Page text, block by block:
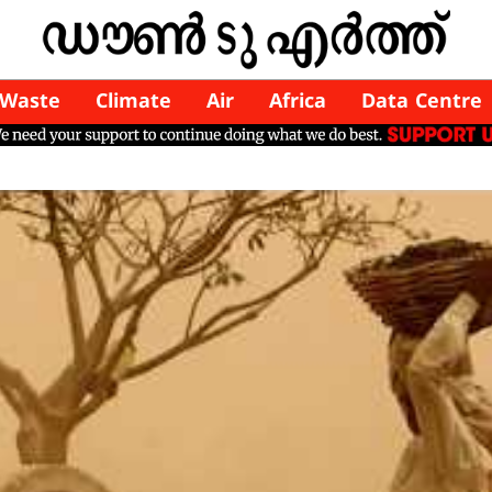
Waste Climate Air Africa Data Centre